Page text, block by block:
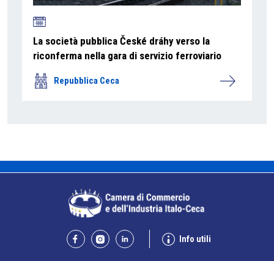
La società pubblica České dráhy verso la
riconferma nella gara di servizio ferroviario
Repubblica Ceca
Info utili